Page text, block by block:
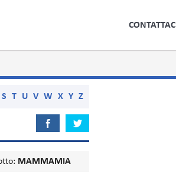
CONTATTACI
S T U V W X Y Z
MAMMAMIA